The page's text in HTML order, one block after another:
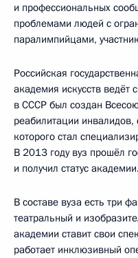
и профессиональных
проблемами людей с
паралимпийцами,
Российская
академия искусств ведёт
в СССР был создан
реабилитации
которого стал
В 2013 году вуз прошёл
и получил статус академии.
В составе вуза есть три
театральный и
академии ставит свои
работает инклюзивный